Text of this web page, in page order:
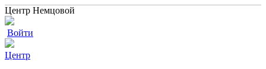
Центр Немцовой
Войти
Центр